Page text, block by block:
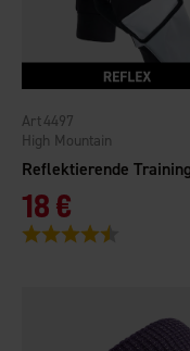
High Mountain
4497
18 €
Bewertung: